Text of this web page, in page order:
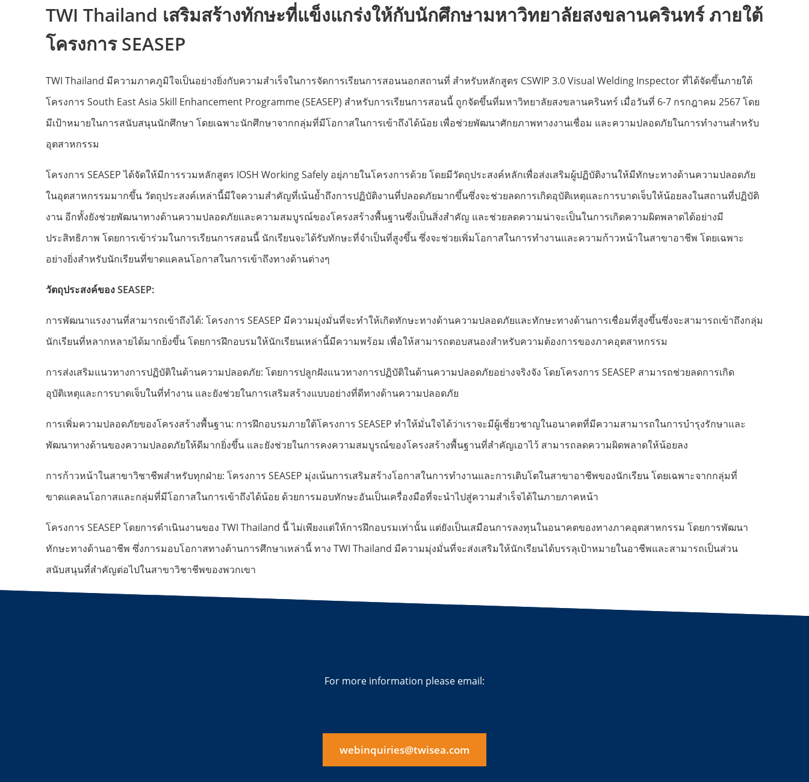
TWI Thailand เสริมสร้างทักษะที่แข็งแกร่งให้กับนักศึกษามหาวิทยาลัยสงขลานครินทร์ ภายใต้
โครงการ SEASEP
TWI Thailand มีความภาคภูมิใจเป็นอย่างยิ่งกับความสำเร็จในการจัดการเรียนการสอนนอกสถานที่ สำหรับหลักสูตร CSWIP 3.0 Visual Welding Inspector ที่ได้จัดขึ้นภายใต้
โครงการ South East Asia Skill Enhancement Programme (SEASEP) สำหรับการเรียนการสอนนี้ ถูกจัดขึ้นที่มหาวิทยาลัยสงขลานครินทร์ เมื่อวันที่ 6-7 กรกฎาคม 2567 โดย
มีเป้าหมายในการสนับสนุนนักศึกษา โดยเฉพาะนักศึกษาจากกลุ่มที่มีโอกาสในการเข้าถึงได้น้อย เพื่อช่วยพัฒนาศักยภาพทางงานเชื่อม และความปลอดภัยในการทำงานสำหรับ
อุตสาหกรรม
โครงการ SEASEP ได้จัดให้มีการรวมหลักสูตร IOSH Working Safely อยุ่ภายในโครงการด้วย โดยมีวัตถุประสงค์หลักเพื่อส่งเสริมผู้ปฏิบัติงานให้มีทักษะทางด้านความปลอดภัย
ในอุตสาหกรรมมากขึ้น วัตถุประสงค์เหล่านี้มีใจความสำคัญที่เน้นย้ำถึงการปฏิบัติงานที่ปลอดภัยมากขึ้นซึ่งจะช่วยลดการเกิดอุบัติเหตุและการบาดเจ็บให้น้อยลงในสถานที่ปฏิบัติ
งาน อีกทั้งยังช่วยพัฒนาทางด้านความปลอดภัยและความสมบูรณ์ของโครงสร้างพื้นฐานซึ่งเป็นสิ่งสำคัญ และช่วยลดความน่าจะเป็นในการเกิดความผิดพลาดได้อย่างมี
ประสิทธิภาพ โดยการเข้าร่วมในการเรียนการสอนนี้ นักเรียนจะได้รับทักษะที่จำเป็นที่สูงขึ้น ซึ่งจะช่วยเพิ่มโอกาสในการทำงานและความก้าวหน้าในสาขาอาชีพ โดยเฉพาะ
อย่างยิ่งสำหรับนักเรียนที่ขาดแคลนโอกาสในการเข้าถึงทางด้านต่างๆ
วัตถุประสงค์ของSEASEP:
การพัฒนาแรงงานที่สามารถเข้าถึงได้: โครงการ SEASEP มีความมุ่งมั่นที่จะทำให้เกิดทักษะทางด้านความปลอดภัยและทักษะทางด้านการเชื่อมที่สูงขึ้นซึ่งจะสามารถเข้าถึงกลุ่ม
นักเรียนที่หลากหลายได้มากยิ่งขึ้น โดยการฝึกอบรมให้นักเรียนเหล่านี้มีความพร้อม เพื่อให้สามารถตอบสนองสำหรับความต้องการของภาคอุตสาหกรรม
การส่งเสริมแนวทางการปฏิบัติในด้านความปลอดภัย: โดยการปลูกฝังแนวทางการปฏิบัติในด้านความปลอดภัยอย่างจริงจัง โดยโครงการ SEASEP สามารถช่วยลดการเกิด
อุบัติเหตุและการบาดเจ็บในที่ทำงาน และยังช่วยในการเสริมสร้างแบบอย่างที่ดีทางด้านความปลอดภัย
การเพิ่มความปลอดภัยของโครงสร้างพื้นฐาน: การฝึกอบรมภายใต้โครงการ SEASEP ทำให้มั่นใจได้ว่าเราจะมีผู้เชี่ยวชาญในอนาคตที่มีความสามารถในการบำรุงรักษาและ
พัฒนาทางด้านของความปลอดภัยให้ดีมากยิ่งขึ้น และยังช่วยในการคงความสมบูรณ์ของโครงสร้างพื้นฐานที่สำคัญเอาไว้ สามารถลดความผิดพลาดให้น้อยลง
การก้าวหน้าในสาขาวิชาชีพสำหรับทุกฝ่าย: โครงการ SEASEP มุ่งเน้นการเสริมสร้างโอกาสในการทำงานและการเติบโตในสาขาอาชีพของนักเรียน โดยเฉพาะจากกลุ่มที่
ขาดแคลนโอกาสและกลุ่มที่มีโอกาสในการเข้าถึงได้น้อย ด้วยการมอบทักษะอันเป็นเครื่องมือที่จะนำไปสู่ความสำเร็จได้ในภายภาคหน้า
โครงการ SEASEP โดยการดำเนินงานของ TWI Thailand นี้ ไม่เพียงแต่ให้การฝึกอบรมเท่านั้น แต่ยังเป็นเสมือนการลงทุนในอนาคตของทางภาคอุตสาหกรรม โดยการพัฒนา
ทักษะทางด้านอาชีพ ซึ่งการมอบโอกาสทางด้านการศึกษาเหล่านี้ ทาง TWI Thailand มีความมุ่งมั่นที่จะส่งเสริมให้นักเรียนได้บรรลุเป้าหมายในอาชีพและสามารถเป็นส่วน
สนับสนุนที่สำคัญต่อไปในสาขาวิชาชีพของพวกเขา
For more information please email:
webinquiries@twisea.com